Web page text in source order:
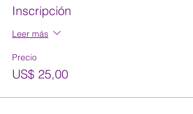
Inscripción
Leer más
Precio
US$ 25,00